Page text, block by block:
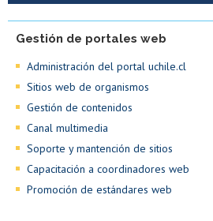
Egresadas/os
Gestión de portales web
Administración del portal uchile.cl
Sitios web de organismos
Gestión de contenidos
Canal multimedia
Soporte y mantención de sitios
Capacitación a coordinadores web
Promoción de estándares web